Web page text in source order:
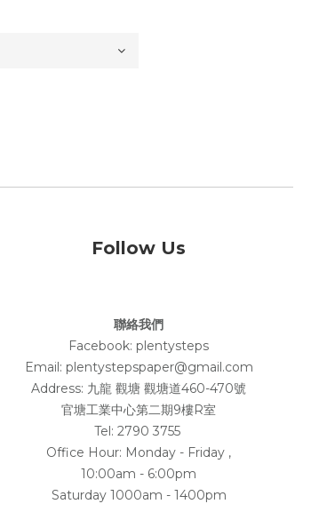
Follow Us
聯絡我們
Facebook: plentysteps
Email: plentystepspaper@gmail.com
Address: 九龍 觀塘 觀塘道460-470號
官塘工業中心第二期9樓R室
Tel: 2790 3755
Office Hour: Monday - Friday ,
10:00am - 6:00pm
Saturday 1000am - 1400pm